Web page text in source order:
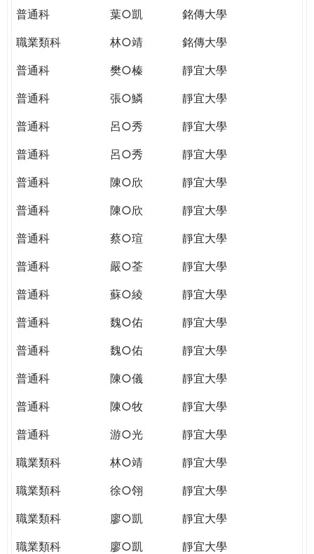
普通科
葉○凱
銘傳大學
職業類科
林○靖
銘傳大學
普通科
樊○榛
靜宜大學
普通科
張○鱗
靜宜大學
普通科
呂○秀
靜宜大學
普通科
呂○秀
靜宜大學
普通科
陳○欣
靜宜大學
普通科
陳○欣
靜宜大學
普通科
蔡○瑄
靜宜大學
普通科
嚴○荃
靜宜大學
普通科
蘇○綾
靜宜大學
普通科
魏○佑
靜宜大學
普通科
魏○佑
靜宜大學
普通科
陳○儀
靜宜大學
普通科
陳○牧
靜宜大學
普通科
游○光
靜宜大學
職業類科
林○靖
靜宜大學
職業類科
徐○翎
靜宜大學
職業類科
廖○凱
靜宜大學
職業類科
廖○凱
靜宜大學